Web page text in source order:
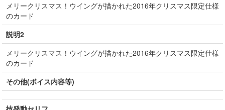
メリークリスマス！ウイングが描かれた2016年クリスマス限定仕様
のカード
説明2
メリークリスマス！ウイングが描かれた2016年クリスマス限定仕様
のカード
その他(ボイス内容等)